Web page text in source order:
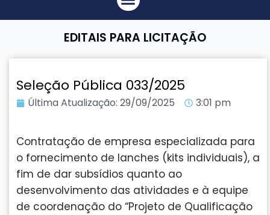
EDITAIS PARA LICITAÇÃO
Seleção Pública 033/2025
Última Atualização: 29/09/2025 3:01 pm
Contratação de empresa especializada para
o fornecimento de lanches (kits individuais), a
fim de dar subsídios quanto ao
desenvolvimento das atividades e à equipe
de coordenação do “Projeto de Qualificação